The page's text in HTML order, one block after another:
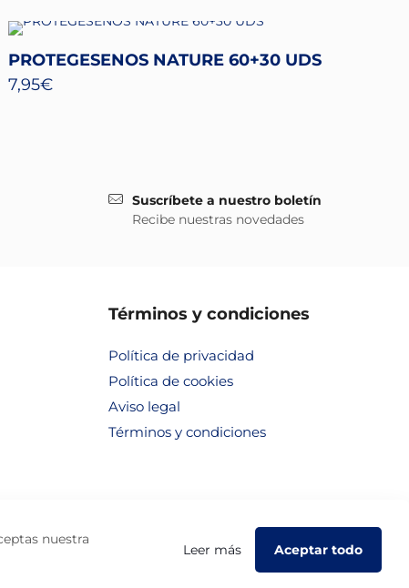
PROTEGESENOS NATURE 60+30 UDS
7,95€
Suscríbete a nuestro boletín
Recibe nuestras novedades
Términos y condiciones
Política de privacidad
Política de cookies
Aviso legal
Términos y condiciones
nuestra
Leer más Aceptar todo